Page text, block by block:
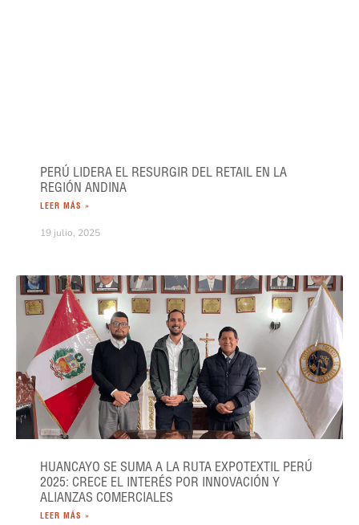
PERÚ LIDERA EL RESURGIR DEL RETAIL EN LA
REGIÓN ANDINA
LEER MÁS »
19 julio, 2025
HUANCAYO SE SUMA A LA RUTA EXPOTEXTIL PERÚ
2025: CRECE EL INTERÉS POR INNOVACIÓN Y
ALIANZAS COMERCIALES
LEER MÁS »